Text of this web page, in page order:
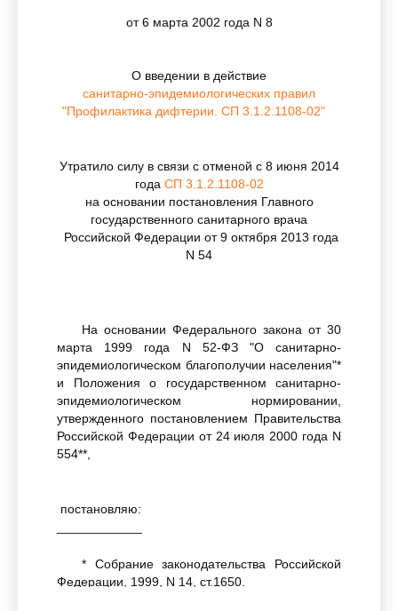
от 6 марта 2002 года N 8
О введении в действие
санитарно-эпидемиологических правил
"Профилактика дифтерии. СП 3.1.2.1108-02"
Утратило силу в связи с отменой с 8 июня 2014
года СП 3.1.2.1108-02
на основании постановления Главного
государственного санитарного врача
Российской Федерации от 9 октября 2013 года
N 54
На основании Федерального закона от 30
марта 1999 года N 52-ФЗ "О санитарно-
эпидемиологическом благополучии населения"*
и Положения о государственном санитарно-
эпидемиологическом нормировании,
утвержденного постановлением Правительства
Российской Федерации от 24 июля 2000 года N
554**,
постановляю:
* Собрание законодательства Российской
Федерации, 1999, N 14, ст.1650.